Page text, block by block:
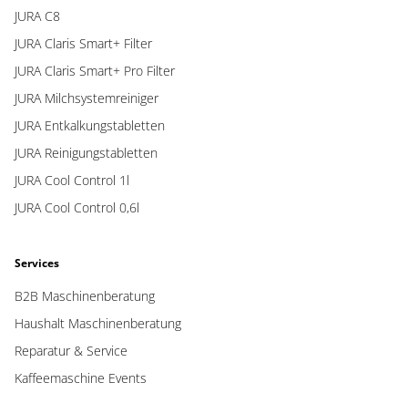
JURA C8
JURA Claris Smart+ Filter
JURA Claris Smart+ Pro Filter
JURA Milchsystemreiniger
JURA Entkalkungstabletten
JURA Reinigungstabletten
JURA Cool Control 1l
JURA Cool Control 0,6l
Services
B2B Maschinenberatung
Haushalt Maschinenberatung
Reparatur & Service
Kaffeemaschine Events